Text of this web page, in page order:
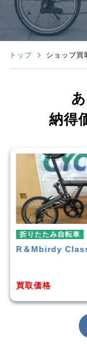
トップ ショップ買
納得
折りた
TERN